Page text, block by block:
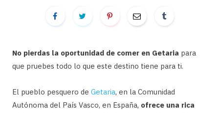
No pierdas la oportunidad de comer en Getaria ‎ para
que pruebes todo lo que este destino tiene para ti.
El pueblo pesquero de Getaria, en la Comunidad
Autónoma del País Vasco, en España, ofrece una rica